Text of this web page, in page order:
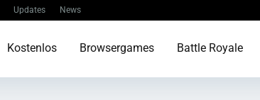
Updates News
Kostenlos Browsergames Battle Royale